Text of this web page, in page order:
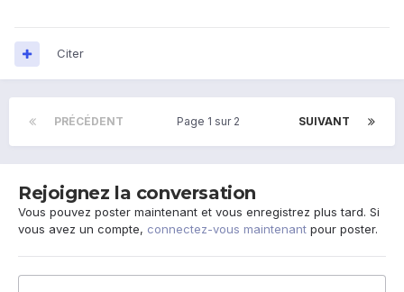
Citer
PRÉCÉDENT SUIVANT
Page 1 sur 2
Rejoignez la conversation
Vous pouvez poster maintenant et vous enregistrez plus tard. Si
vous avez un compte, connectez-vous maintenant pour poster.